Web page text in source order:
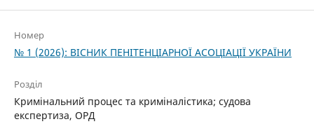
Номер
№ 1 (2026): ВІСНИК ПЕНІТЕНЦІАРНОЇ АСОЦІАЦІЇ УКРАЇНИ
Розділ
Кримінальний процес та криміналістика; судова
експертиза, ОРД